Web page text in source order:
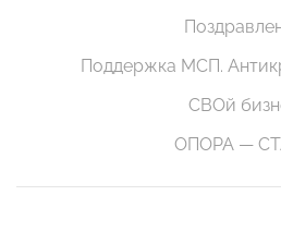
Поддержка МСП.
СВОй
ОПОРА —